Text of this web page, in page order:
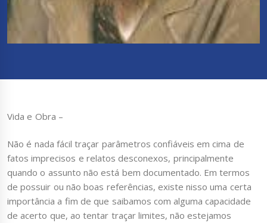
Vida e Obra –
Não é nada fácil traçar parâmetros confiáveis em cima de
fatos imprecisos e relatos desconexos, principalmente
quando o assunto não está bem documentado. Em termos
de possuir ou não boas referências, existe nisso uma certa
importância a fim de que saibamos com alguma capacidade
de acerto que, ao tentar traçar limites, não estejamos